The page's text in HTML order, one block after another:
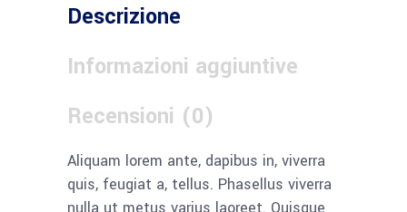
Descrizione
Informazioni aggiuntive
Recensioni (0)
Aliquam lorem ante, dapibus in, viverra
quis, feugiat a, tellus. Phasellus viverra
nulla ut metus varius laoreet. Quisque